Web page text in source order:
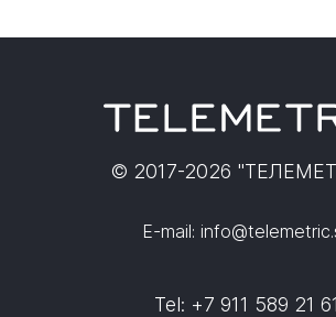
© 2017-2026
E-mail:
Tel: +7 911 589 21 61